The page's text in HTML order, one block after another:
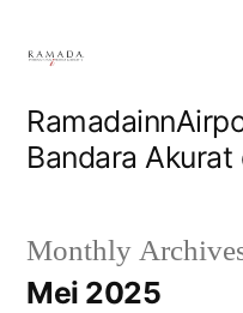
content
Bandara
Monthly
Mei 2025